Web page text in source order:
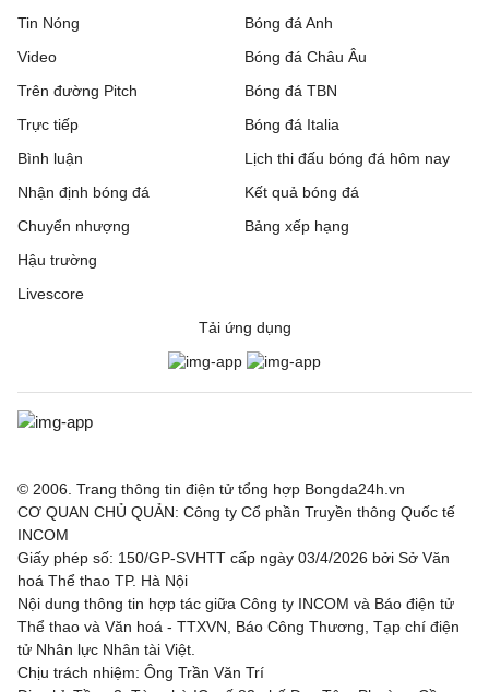
Tin Nóng
Video
Trên đường Pitch
Trực tiếp
Bóng đá Anh
Bóng đá Châu Âu
Bóng đá TBN
Bóng đá Italia
Bình luận
Nhận định bóng đá
Chuyển nhượng
Hậu trường
Livescore
Lịch thi đấu bóng đá hôm nay
Kết quả bóng đá
Bảng xếp hạng
Tải ứng dụng
© 2006. Trang thông tin điện tử tổng hợp Bongda24h.vn
CƠ QUAN CHỦ QUẢN: Công ty Cổ phần Truyền thông Quốc tế
INCOM
Giấy phép số: 150/GP-SVHTT cấp ngày 03/4/2026 bởi Sở Văn
hoá Thể thao TP. Hà Nội
Nội dung thông tin hợp tác giữa Công ty INCOM và Báo điện tử
Thể thao và Văn hoá - TTXVN, Báo Công Thương, Tạp chí điện
tử Nhân lực Nhân tài Việt.
Chịu trách nhiệm: Ông Trần Văn Trí